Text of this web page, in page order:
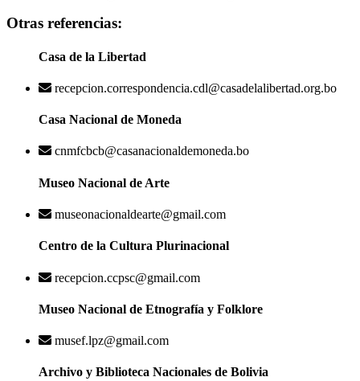
Otras referencias:
Casa de la Libertad
recepcion.correspondencia.cdl@casadelalibertad.org.bo
Casa Nacional de Moneda
cnmfcbcb@casanacionaldemoneda.bo
Museo Nacional de Arte
museonacionaldearte@gmail.com
Centro de la Cultura Plurinacional
recepcion.ccpsc@gmail.com
Museo Nacional de Etnografía y Folklore
musef.lpz@gmail.com
Archivo y Biblioteca Nacionales de Bolivia